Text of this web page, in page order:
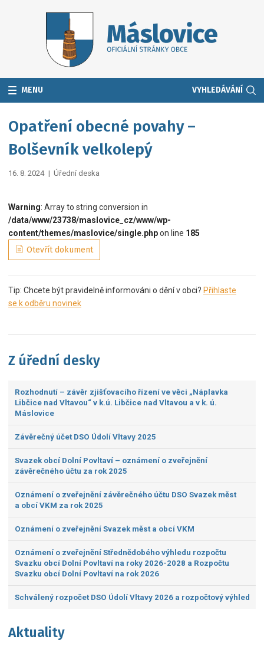
MENU VYHLEDÁVÁNÍ
Opatření obecné povahy –
Bolševník velkolepý
16. 8. 2024 | Úřední deska
Warning: Array to string conversion in
/data/www/23738/maslovice_cz/www/wp-
content/themes/maslovice/single.phpon line 185
Otevřít dokument
Tip: Chcete být pravidelně informováni o dění v obci? Přihlaste
se k odběru novinek
Z úřední desky
Rozhodnutí – závěr zjišťovacího řízení ve věci „Náplavka
Libčice nad Vltavou“ v k.ú. Libčice nad Vltavou a v k. ú.
Máslovice
Závěrečný účet DSO Údolí Vltavy 2025
Svazek obcí Dolní Povltaví – oznámení o zveřejnění
závěrečného účtu za rok 2025
Oznámení o zveřejnění závěrečného účtu DSO Svazek měst
a obcí VKM za rok 2025
Oznámení o zveřejnění Svazek měst a obcí VKM
Oznámení o zveřejnění Střednědobého výhledu rozpočtu
Svazku obcí Dolní Povltaví na roky 2026-2028 a Rozpočtu
Svazku obcí Dolní Povltaví na rok 2026
Schválený rozpočet DSO Údolí Vltavy 2026 a rozpočtový výhled
Aktuality